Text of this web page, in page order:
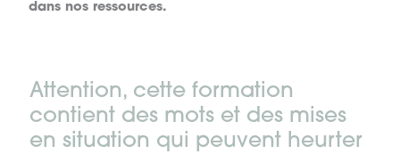
dans nos ressources.
Attention, cette formation
contient des mots et des mises
en situation qui peuvent heurter